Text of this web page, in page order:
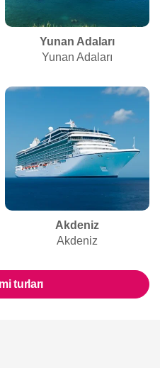
Yunan Adaları
Yunan Adaları
Akdeniz
Akdeniz
turları